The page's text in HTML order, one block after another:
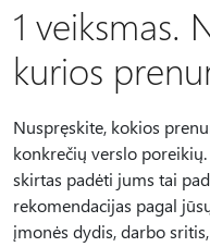
1 veiksmas.
kurios
Nuspręskite, kokios
konkrečių verslo
skirtas padėti jums tai
rekomendacijas pagal
įmonės dydis, darbo